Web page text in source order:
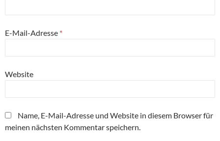
E-Mail-Adresse *
Website
Name, E-Mail-Adresse und Website in diesem Browser für
meinen nächsten Kommentar speichern.